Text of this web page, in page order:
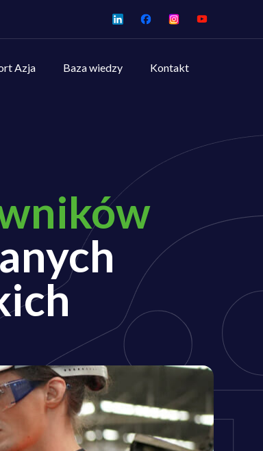
Azja Baza wiedzy Kontakt